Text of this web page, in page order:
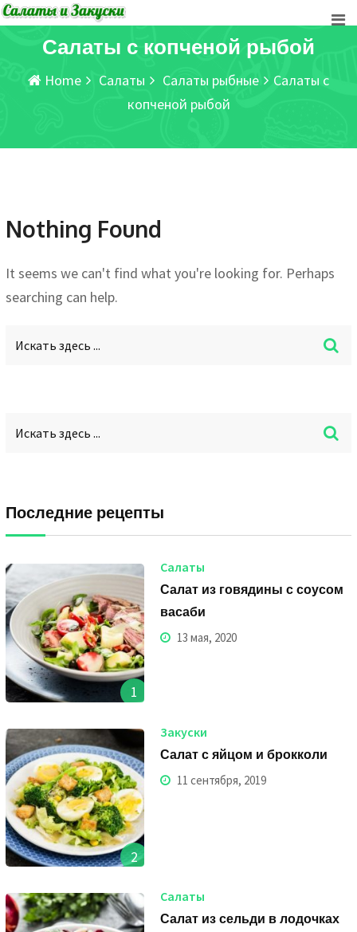
Skip
contentСалаты с копченой рыбой
Home Салаты Салаты рыбные
Салаты с
копченой рыбой
Nothing Found
It seems we can't find what you're looking for. Perhaps
searching can help.
Последние рецепты
1
Салаты
Салат из говядины с соусом
васаби
13 мая, 2020
2
Закуски
Салат с яйцом и брокколи
11 сентября, 2019
Салаты
Салат из сельди в лодочках